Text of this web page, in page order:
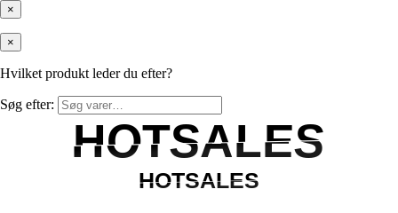
×
×
Hvilket produkt leder du efter?
Søg efter:
HOTSALES
HOTSALES
HOTSALES
HOTSALES